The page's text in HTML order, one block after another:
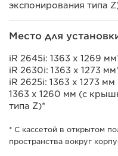
экспонирования типа
Место для
iR 2645i: 1363 x 1269
iR 2630i: 1363 x 1273
iR 2625i: 1363 x 1273
1363 x 1260 мм (с
типа Z)*
* С кассетой в открытом
пространства вокруг